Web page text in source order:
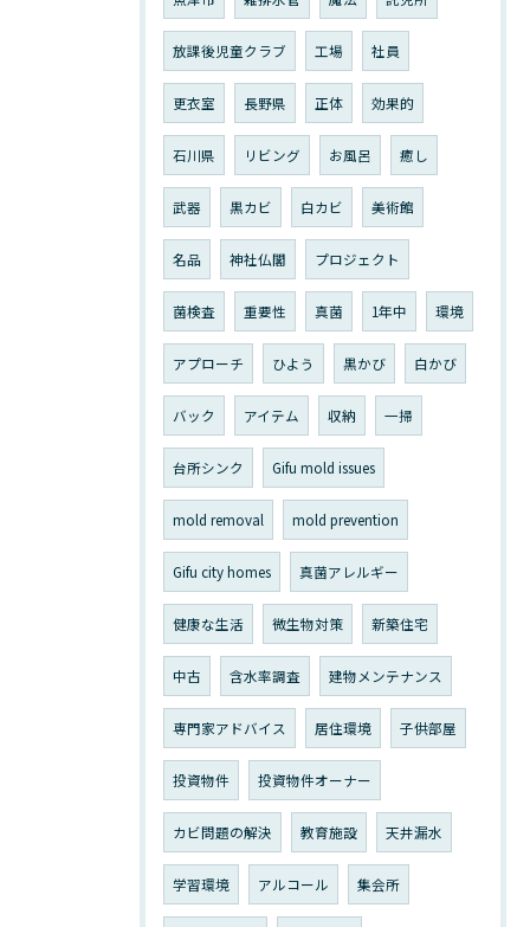
放課後児童クラブ 工場 社員
更衣室 長野県 正体 効果的
石川県 リビング お風呂 癒し
武器 黒カビ 白カビ 美術館
名品 神社仏閣 プロジェクト
菌検査 重要性 真菌 1年中 環境
アプローチ ひよう 黒かび 白かび
バック アイテム 収納 一掃
台所シンク Gifu mold issues
mold removal mold prevention
Gifu city homes 真菌アレルギー
健康な生活 微生物対策 新築住宅
中古 含水率調査 建物メンテナンス
専門家アドバイス 居住環境 子供部屋
投資物件 投資物件オーナー
カビ問題の解決 教育施設 天井漏水
学習環境 アルコール 集会所